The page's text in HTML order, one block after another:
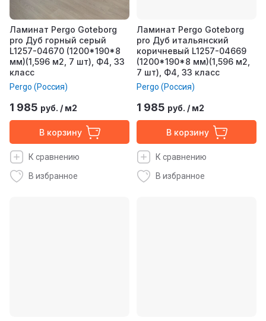
Ламинат Pergo Goteborg
pro Дуб горный серый
L1257-04670 (1200*190*8
мм)(1,596 м2, 7 шт), Ф4, 33
класс
Pergo (Россия)
1 985 руб. / м2
В корзину
К сравнению
В избранное
Ламинат Pergo Goteborg
pro Дуб итальянский
коричневый L1257-04669
(1200*190*8 мм)(1,596 м2,
7 шт), Ф4, 33 класс
Pergo (Россия)
1 985 руб. / м2
В корзину
К сравнению
В избранное